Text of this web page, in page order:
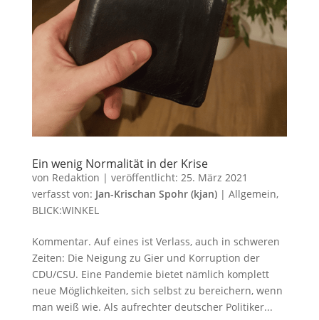
Ein wenig Normalität in der Krise
von Redaktion | veröffentlicht: 25. März 2021
verfasst von: Jan-Krischan Spohr (kjan)| Allgemein,
BLICK:WINKEL
Kommentar. Auf eines ist Verlass, auch in schweren
Zeiten: Die Neigung zu Gier und Korruption der
CDU/CSU. Eine Pandemie bietet nämlich komplett
neue Möglichkeiten, sich selbst zu bereichern, wenn
man weiß wie. Als aufrechter deutscher Politiker...